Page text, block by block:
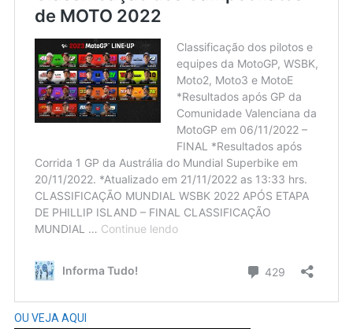
OU VEJA AQUI